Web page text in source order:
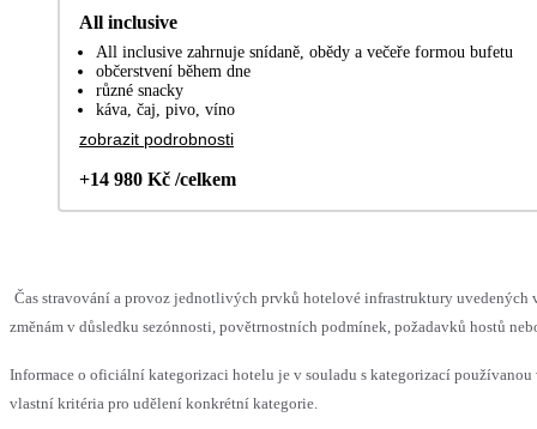
All inclusive
All inclusive zahrnuje snídaně, obědy a večeře formou bufetu
občerstvení během dne
různé snacky
káva, čaj, pivo, víno
zobrazit podrobnosti
+14 980 Kč /celkem
Čas stravování a provoz jednotlivých prvků hotelové infrastruktury uvedených
změnám v důsledku sezónnosti, povětrnostních podmínek, požadavků hostů
Informace o oficiální kategorizaci hotelu je v souladu s kategorizací používanou
vlastní kritéria pro udělení konkrétní kategorie.